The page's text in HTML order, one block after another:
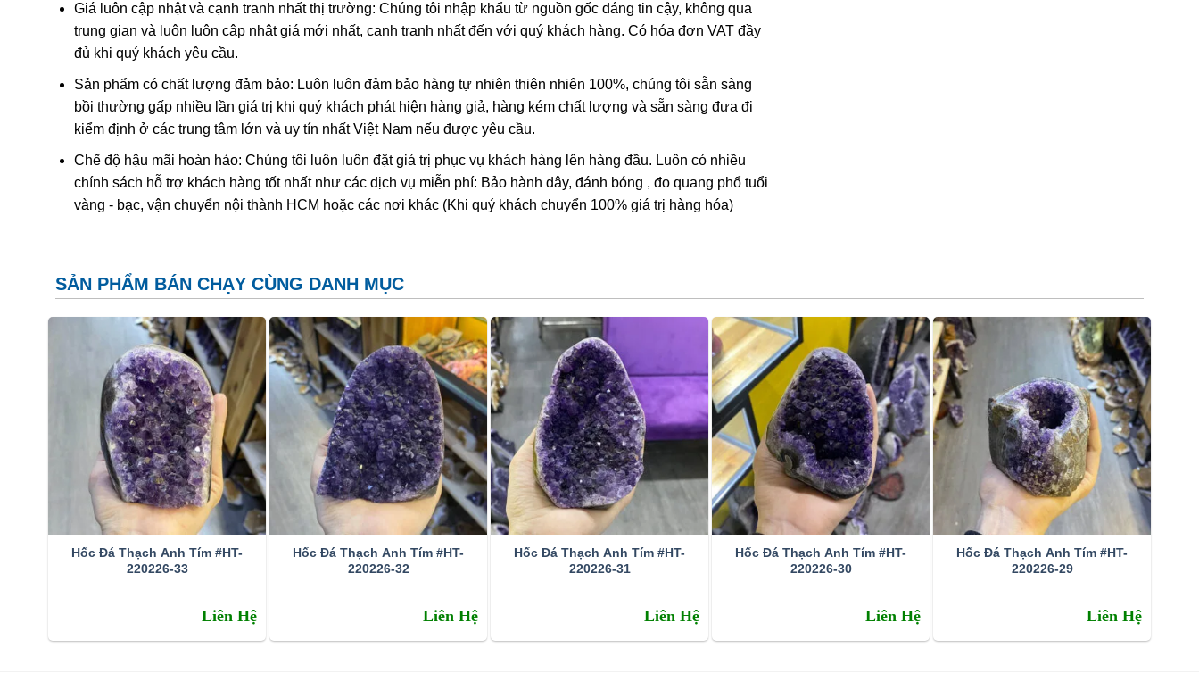
Ametit tổng hợp rất giống với ametit chất lượng cao. Các đặc điểm hóa học và vật lý đều rất giống với ametit tự
nhiên nên rất khó phân biệt một cách chính xác trừ khi dùng những thử nghiệm đá quý học cao cấp tốn kém. Thử
nghiệm dựa trên quy luật sinh đôi tên “Brazil law twinning” (một dạng của thạch anh sinh đôi, khi đó cấu trúc
thạch anh phải và trái được liên kết tạo thành một tinh thể duy nhấtđược sử dụng để xác định ametit tổng hợp sẽ
dễ dàng hơn. Tuy nhiên về mặc lý thuyết, người ta có thể tạo ra vật liệu tổng hợp này nhưng khó mà tạo ra được
Tên khoa học: đá thạch anh tím (amethyst)
Giá luôn cập nhật và cạnh tranh nhất thị trường: Chúng tôi nhập khẩu từ nguồn gốc đáng tin cậy, không qua
trung gian và luôn luôn cập nhật giá mới nhất, cạnh tranh nhất đến với quý khách hàng. Có hóa đơn VAT đầy
đủ khi quý khách yêu cầu.
Sản phẩm có chất lượng đảm bảo: Luôn luôn đảm bảo hàng tự nhiên thiên nhiên 100%, chúng tôi sẵn sàng
bồi thường gấp nhiều lần giá trị khi quý khách phát hiện hàng giả, hàng kém chất lượng và sẵn sàng đưa đi
kiểm định ở các trung tâm lớn và uy tín nhất Việt Nam nếu được yêu cầu.
Chế độ hậu mãi hoàn hảo: Chúng tôi luôn luôn đặt giá trị phục vụ khách hàng lên hàng đầu. Luôn có nhiều
chính sách hỗ trợ khách hàng tốt nhất như các dịch vụ miễn phí: Bảo hành dây, đánh bóng , đo quang phổ tuổi
vàng - bạc, vận chuyển nội thành HCM hoặc các nơi khác (Khi quý khách chuyển 100% giá trị hàng hóa)
SẢN PHẨM BÁN CHẠY CÙNG DANH MỤC
Hốc Đá Thạch Anh Tím #HT-
220226-33
Liên Hệ
Hốc Đá Thạch Anh Tím #HT-
220226-32
Liên Hệ
Hốc Đá Thạch Anh Tím #HT-
220226-31
Liên Hệ
Hốc Đá Thạch Anh Tím #HT-
220226-30
Liên Hệ
Hốc Đá Thạch Anh Tím #HT-
220226-29
Liên Hệ